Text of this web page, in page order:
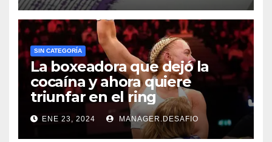
SIN CATEGORÍA
La boxeadora que dejó la
cocaína y ahora quiere
triunfar en el ring​
ENE 23, 2024 MANAGER.DESAFIO